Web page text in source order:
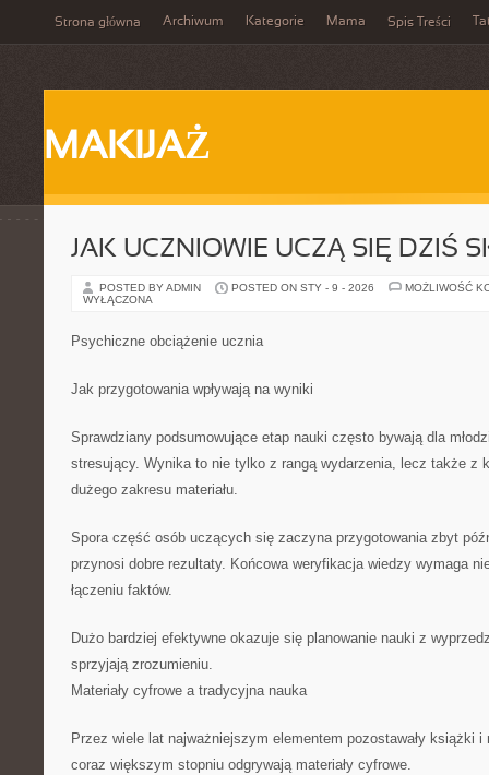
Strona główna Archiwum Kategorie Mama Spis Treści
MAKIJAŻ
JAK UCZNIOWIE UCZĄ SIĘ DZIŚ
POSTED BY ADMIN POSTED ON STY - 9 - 2026
MOŻLIWOŚĆ
WYŁĄCZONA
Psychiczne obciążenie ucznia
Jak przygotowania wpływają na wyniki
Sprawdziany podsumowujące etap nauki często bywają dla
stresujący. Wynika to nie tylko z rangą wydarzenia, lecz także z
dużego zakresu materiału.
Spora część osób uczących się zaczyna przygotowania zbyt
przynosi dobre rezultaty. Końcowa weryfikacja wiedzy wymaga
łączeniu faktów.
Dużo bardziej efektywne okazuje się planowanie nauki z
sprzyjają zrozumieniu.
Materiały cyfrowe a tradycyjna nauka
Przez wiele lat najważniejszym elementem pozostawały książki i
coraz większym stopniu odgrywają materiały cyfrowe.